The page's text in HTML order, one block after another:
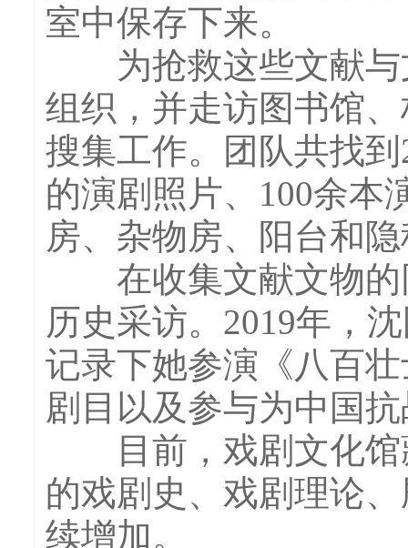
室中保存下来。
为抢救这些文献与
组织，并走访图书馆
搜集工作。团队共找
的演剧照片、100余本
房、杂物房、阳台和
在收集文献文物的
历史采访。2019年，
记录下她参演《八百
剧目以及参与为中国
目前，戏剧文化馆
的戏剧史、戏剧理论
续增加。